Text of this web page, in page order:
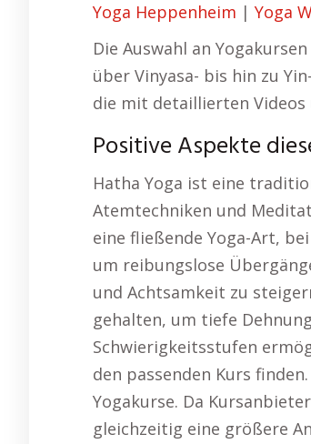
Yoga Heppenheim | Yoga
Die Auswahl an
über Vinyasa- bis hin zu
die mit detaillierten
Positive Aspekte
Hatha Yoga ist eine
Atemtechniken und
eine fließende Yoga-Art,
um reibungslose
und Achtsamkeit zu
gehalten, um tiefe
Schwierigkeitsstufen
den passenden Kurs
Yogakurse. Da
gleichzeitig eine größere